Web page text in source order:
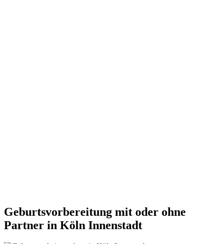
Geburtsvorbereitung mit oder ohne
Partner in Köln Innenstadt